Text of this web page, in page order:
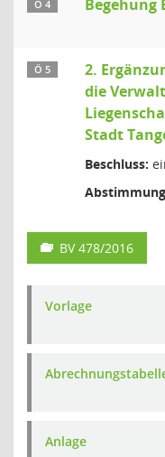
Ö 4 Begehung
Ö 5
2.
die
Stadt
Beschluss:
BV 478/2016
Vorlage
Anlage